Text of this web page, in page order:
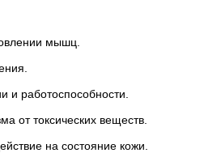
мышц.
и работоспособности.
от токсических веществ.
на состояние кожи.